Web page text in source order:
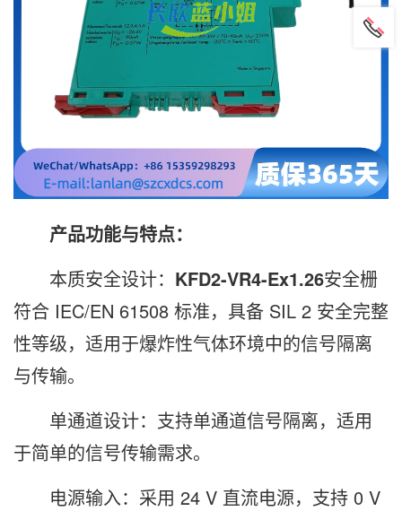
产品功能与特点：
本质安全设计： KFD2-VR4-Ex1.26安全栅
符合 IEC/EN 61508 标准，具备 SIL 2 安全完整
性等级，适用于爆炸性气体环境中的信号隔离
与传输。
单通道设计：支持单通道信号隔离，适用
于简单的信号传输需求。
电源输入：采用 24 V 直流电源，支持 0 V